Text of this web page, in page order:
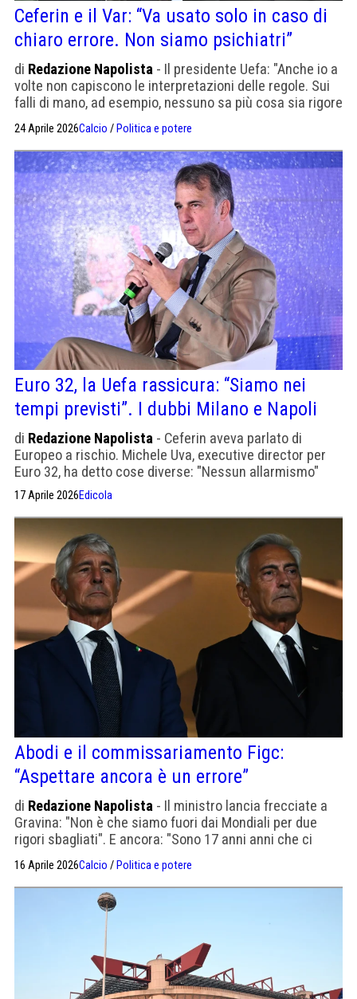
Ceferin e il Var: “Va usato solo in caso di
chiaro errore. Non siamo psichiatri”
di Redazione Napolista - Il presidente Uefa: "Anche io a
volte non capiscono le interpretazioni delle regole. Sui
falli di mano, ad esempio, nessuno sa più cosa sia rigore
24 Aprile 2026Calcio / Politica e potere
Euro 32, la Uefa rassicura: “Siamo nei
tempi previsti”. I dubbi Milano e Napoli
di Redazione Napolista - Ceferin aveva parlato di
Europeo a rischio. Michele Uva, executive director per
Euro 32, ha detto cose diverse: "Nessun allarmismo"
17 Aprile 2026Edicola
Abodi e il commissariamento Figc:
“Aspettare ancora è un errore”
di Redazione Napolista - Il ministro lancia frecciate a
Gravina: "Non è che siamo fuori dai Mondiali per due
rigori sbagliati". E ancora: "Sono 17 anni anni che ci
16 Aprile 2026Calcio / Politica e potere